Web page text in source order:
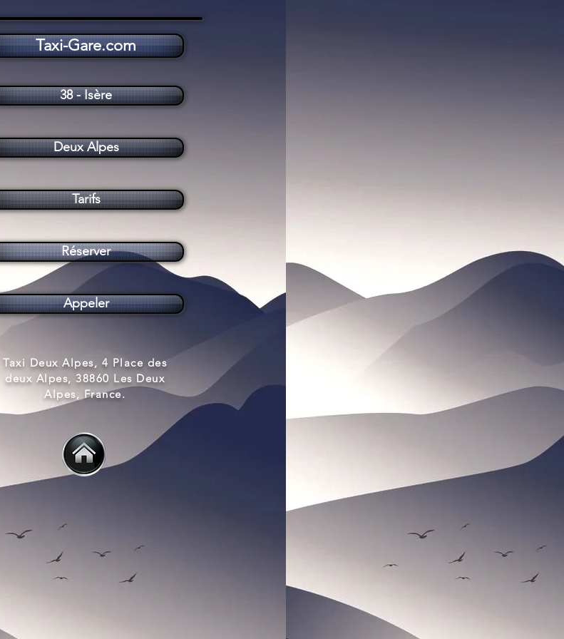
Tarifs
Taxi Deux Alpes (38860)
Deux Alpes
Taxi-Gare.com
Réserver
Appeler
38 - Isère
Taxi Deux Alpes, 4 Place des
deux Alpes, 38860 Les Deux
Alpes, France.